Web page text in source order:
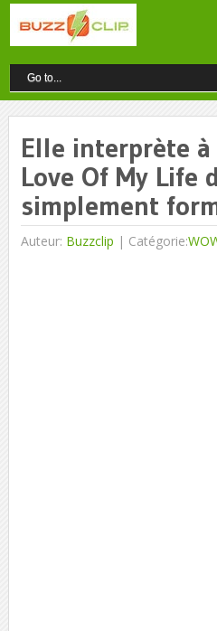
Elle interprète
Love Of My Life
simplement
Auteur: Buzzclip | Catégorie: